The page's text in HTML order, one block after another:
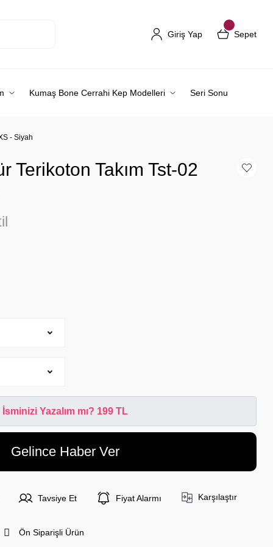
Giriş Yap Sepet
Kumaş Bone Cerrahi Kep Modelleri Seri Sonu
- Siyah
Terikoton Takım Tst-02
İsminizi Yazalım mı? 199 TL
Gelince Haber Ver
Tavsiye Et Fiyat Alarmı Karşılaştır
Ön Siparişli Ürün